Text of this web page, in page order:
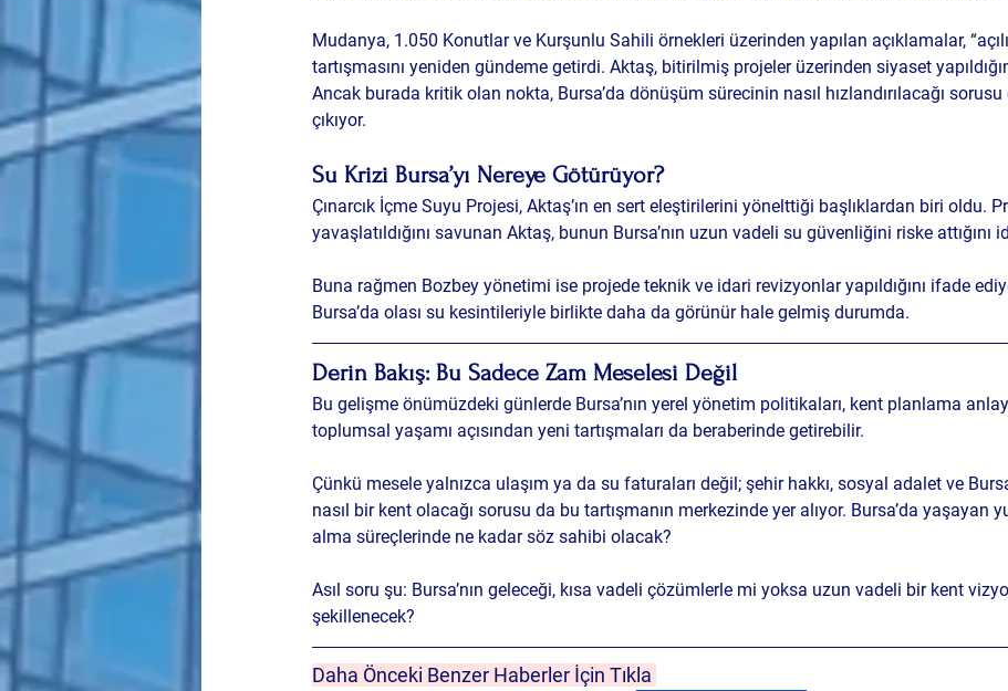
Mudanya, 1.050 Konutlar ve Kurşunlu Sahili örnekleri üzerinden yapılan açıklamalar,
tartışmasını yeniden gündeme getirdi. Aktaş, bitirilmiş projeler üzerinden siyaset
Ancak burada kritik olan nokta, Bursa’da dönüşüm sürecinin nasıl hızlandırılacağı
çıkıyor.
Su Krizi Bursa’yı Nereye Götürüyor?
Çınarcık İçme Suyu Projesi, Aktaş’ın en sert eleştirilerini yönelttiği başlıklardan biri oldu.
yavaşlatıldığını savunan Aktaş, bunun Bursa’nın uzun vadeli su güvenliğini riske attığını
Buna rağmen Bozbey yönetimi ise projede teknik ve idari revizyonlar yapıldığını ifade
Bursa’da olası su kesintileriyle birlikte daha da görünür hale gelmiş durumda.
Derin Bakış: Bu Sadece Zam Meselesi Değil
Bu gelişme önümüzdeki günlerde Bursa’nın yerel yönetim politikaları, kent planlama
toplumsal yaşamı açısından yeni tartışmaları da beraberinde getirebilir.
Çünkü mesele yalnızca ulaşım ya da su faturaları değil; şehir hakkı, sosyal adalet ve
nasıl bir kent olacağı sorusu da bu tartışmanın merkezinde yer alıyor. Bursa’da yaşayan
alma süreçlerinde ne kadar söz sahibi olacak?
Asıl soru şu: Bursa’nın geleceği, kısa vadeli çözümlerle mi yoksa uzun vadeli bir kent
şekillenecek?
Daha Önceki Benzer Haberler İçin Tıkla